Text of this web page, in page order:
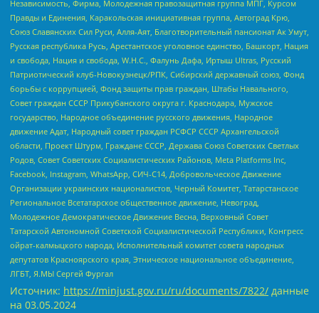
Независимость, Фирма, Молодежная правозащитная группа МПГ, Курсом
Правды и Единения, Каракольская инициативная группа, Автоград Крю,
Союз Славянских Сил Руси, Алля-Аят, Благотворительный пансионат Ак Умут,
Русская республика Русь, Арестантское уголовное единство, Башкорт, Нация
и свобода, Нация и свобода, W.H.С., Фалунь Дафа, Иртыш Ultras, Русский
Патриотический клуб-Новокузнецк/РПК, Сибирский державный союз, Фонд
борьбы с коррупцией, Фонд защиты прав граждан, Штабы Навального,
Совет граждан СССР Прикубанского округа г. Краснодара, Мужское
государство, Народное объединение русского движения, Народное
движение Адат, Народный совет граждан РСФСР СССР Архангельской
области, Проект Штурм, Граждане СССР, Держава Союз Советских Светлых
Родов, Совет Советских Социалистических Районов, Meta Platforms Inc,
Facebook, Instagram, WhatsApp, СИЧ-С14, Добровольческое Движение
Организации украинских националистов, Черный Комитет, Татарстанское
Региональное Всетатарское общественное движение, Невоград,
Молодежное Демократическое Движение Весна, Верховный Совет
Татарской Автономной Советской Социалистической Республики, Конгресс
ойрат-калмыцкого народа, Исполнительный комитет совета народных
депутатов Красноярского края, Этническое национальное объединение,
ЛГБТ, Я.МЫ Сергей Фургал
Источник: https://minjust.gov.ru/ru/documents/7822/ данные
на 03.05.2024